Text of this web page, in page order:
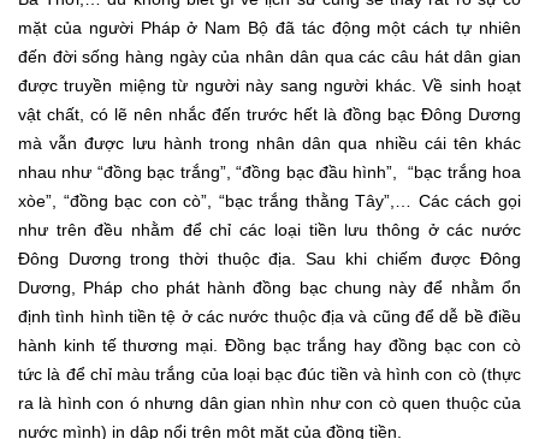
mặt của người Pháp ở Nam Bộ đã tác động một cách tự nhiên
đến đời sống hàng ngày của nhân dân qua các câu hát dân gian
được truyền miệng từ người này sang người khác. Về sinh hoạt
vật chất, có lẽ nên nhắc đến trước hết là đồng bạc Đông Dương
mà vẫn được lưu hành trong nhân dân qua nhiều cái tên khác
nhau như “đồng bạc trắng”, “đồng bạc đầu hình”, “bạc trắng hoa
xòe”, “đồng bạc con cò”, “bạc trắng thằng Tây”,… Các cách gọi
như trên đều nhằm để chỉ các loại tiền lưu thông ở các nước
Đông Dương trong thời thuộc địa. Sau khi chiếm được Đông
Dương, Pháp cho phát hành đồng bạc chung này để nhằm ổn
định tình hình tiền tệ ở các nước thuộc địa và cũng để dễ bề điều
hành kinh tế thương mại. Đồng bạc trắng hay đồng bạc con cò
tức là để chỉ màu trắng của loại bạc đúc tiền và hình con cò (thực
ra là hình con ó nhưng dân gian nhìn như con cò quen thuộc của
nước mình) in dập nổi trên một mặt của đồng tiền.